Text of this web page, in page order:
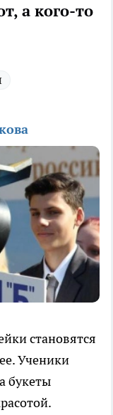
а кого-то
становятся
Ученики
букеты